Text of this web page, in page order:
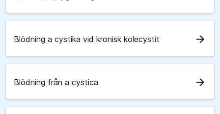
Blödning a cystika vid kronisk kolecystit arrow_forward
Blödning från a cystica arrow_forward